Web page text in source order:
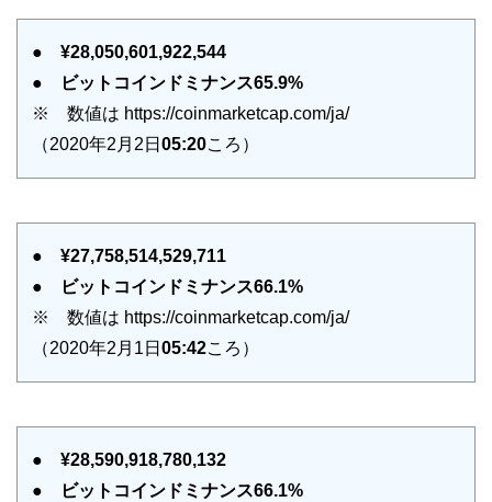
● ¥28,050,601,922,544
●
ビットコインドミナンス65.9%
※ 数値は https://coinmarketcap.com/ja/
（2020年2月2日 05:20ころ）
● ¥27,758,514,529,711
●
ビットコインドミナンス66.1%
※ 数値は https://coinmarketcap.com/ja/
（2020年2月1日 05:42ころ）
● ¥28,590,918,780,132
●
ビットコインドミナンス66.1%